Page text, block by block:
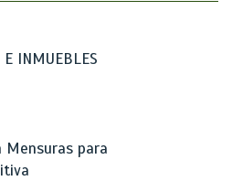
E INMUEBLES
Mensuras para